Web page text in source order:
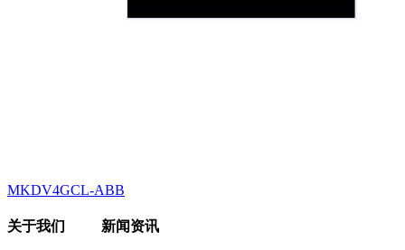
MKDV4GCL-ABB
关于我们 新闻资讯